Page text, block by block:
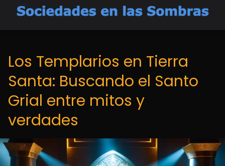
Los Templarios en Tierra
Santa: Buscando el Santo
Grial entre mitos y
verdades